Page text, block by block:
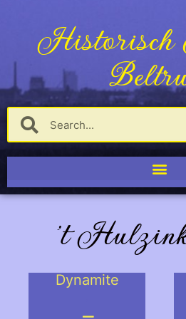
Historisch
't
Dynamite